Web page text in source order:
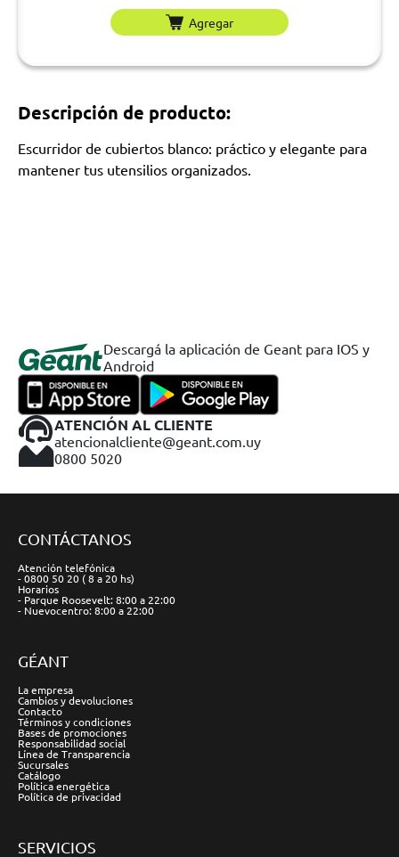
Agregar
Descripción de producto:
Escurridor de cubiertos blanco: práctico y elegante para
mantener tus utensilios organizados.
Descargá la aplicación de Geant para IOS y
Android
ATENCIÓN AL CLIENTE
atencionalcliente@geant.com.uy
0800 5020
CONTÁCTANOS
Atención telefónica
- 0800 50 20 ( 8 a 20 hs)
Horarios
- Parque Roosevelt: 8:00 a 22:00
- Nuevocentro: 8:00 a 22:00
GÉANT
La empresa
Cambios y devoluciones
Contacto
Términos y condiciones
Bases de promociones
Responsabilidad social
Línea de Transparencia
Sucursales
Catálogo
Política energética
Política de privacidad
SERVICIOS